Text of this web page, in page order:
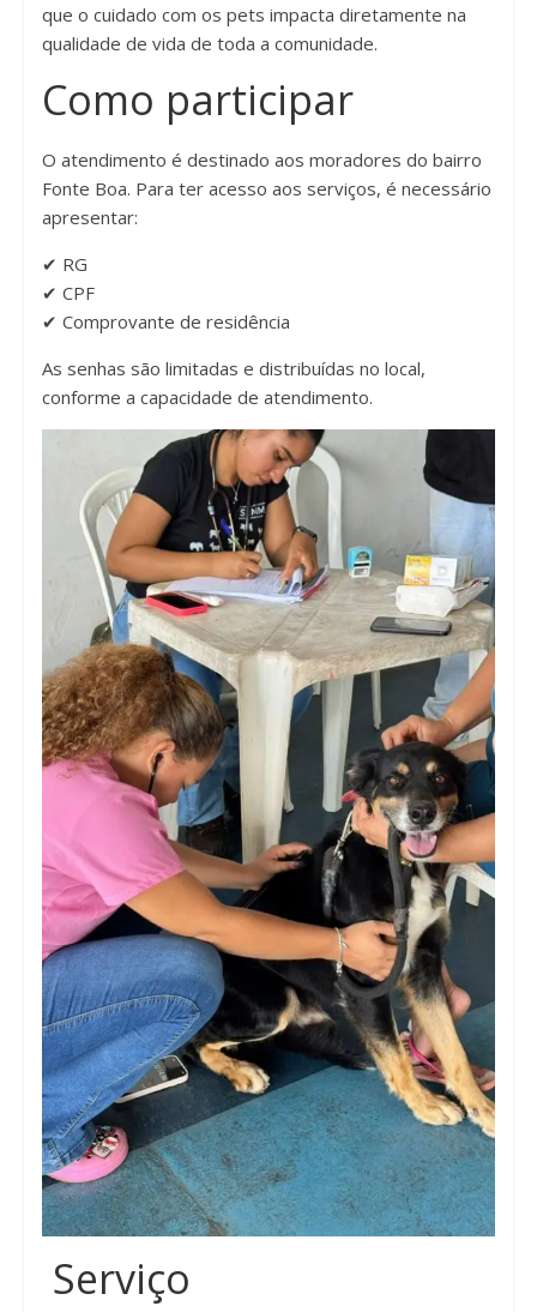
que o cuidado com os pets impacta diretamente na
qualidade de vida de toda a comunidade.
Como participar
O atendimento é destinado aos moradores do bairro
Fonte Boa. Para ter acesso aos serviços, é necessário
apresentar:
✔ RG
✔ CPF
✔ Comprovante de residência
As senhas são limitadas e distribuídas no local,
conforme a capacidade de atendimento.
Serviço